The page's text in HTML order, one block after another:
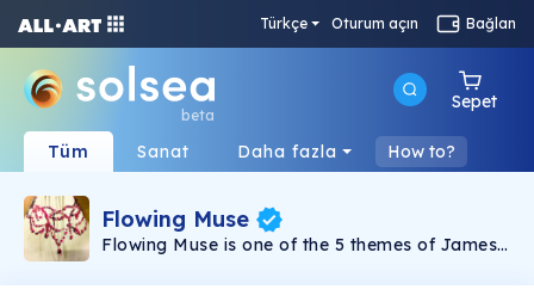
Türkçe Oturum açın Bağlan
beta
Sepet
Tüm Sanat Daha fazla How to?
Flowing Muse
Flowing Muse is one of the 5 themes of James
will open at the beginning of September 2022).